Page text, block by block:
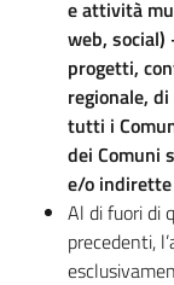
e attività
web,
progetti,
regionale,
tutti i
dei Comuni
e/o
Al di fuori di
precedenti,